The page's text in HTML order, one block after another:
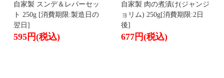
自家製 スンデ＆レバーセッ
ト 250g [消費期限:製造日の
翌日]
595円(税込)
自家製 肉の煮漬け(ジャンジ
ョリム) 250g[消費期限:2日
後]
677円(税込)